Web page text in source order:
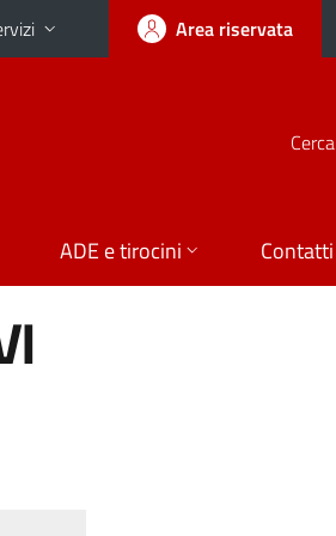
Area riservata
Cerca
ADE e tirocini Contatti